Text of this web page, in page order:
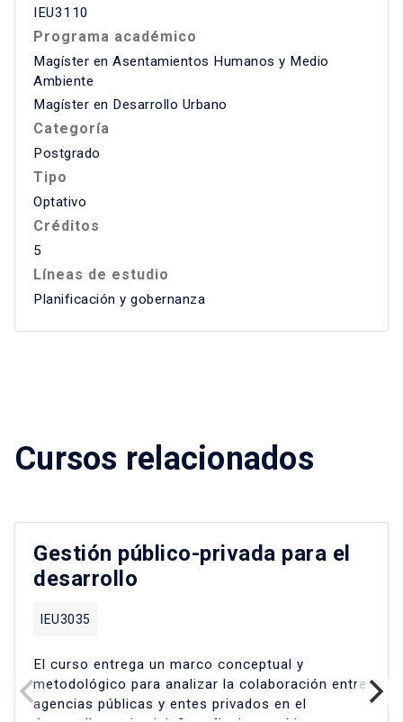
IEU3110
Programa académico
Magíster en Asentamientos Humanos y Medio
Ambiente
Magíster en Desarrollo Urbano
Categoría
Postgrado
Tipo
Optativo
Créditos
5
Líneas de estudio
Planificación y gobernanza
Cursos relacionados
Gestión público-privada para el
desarrollo
IEU3035
El curso entrega un marco conceptual y
metodológico para analizar la colaboración entre
agencias públicas y entes privados en el